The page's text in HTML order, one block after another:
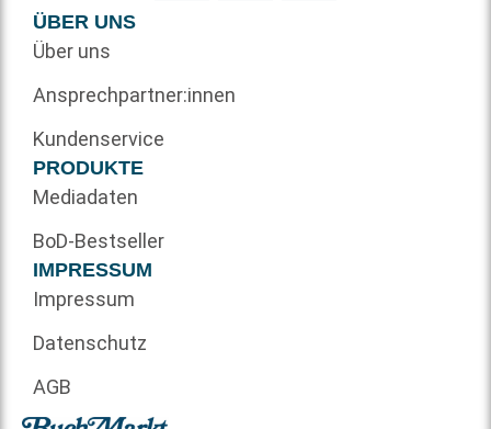
ÜBER UNS
Über uns
Ansprechpartner:innen
Kundenservice
PRODUKTE
Mediadaten
BoD-Bestseller
IMPRESSUM
Impressum
Datenschutz
AGB